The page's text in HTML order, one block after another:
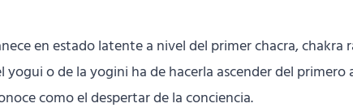
en estado latente a nivel del primer chacra, chakra
o de la yogini ha de hacerla ascender del
como el despertar de la conciencia.